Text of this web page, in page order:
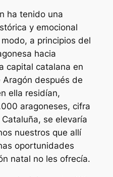
ha tenido una
y emocional
a principios del
hacia
capital catalana en
después de
ella residían,
aragoneses, cifra
se elevaría
nuestros que allí
oportunidades
natal no les ofrecía.